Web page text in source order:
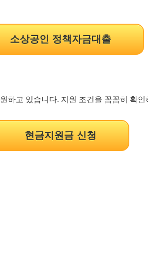
소상공인 정책자금대출
하고 있습니다. 지원 조건을 꼼꼼히 확
현금지원금 신청